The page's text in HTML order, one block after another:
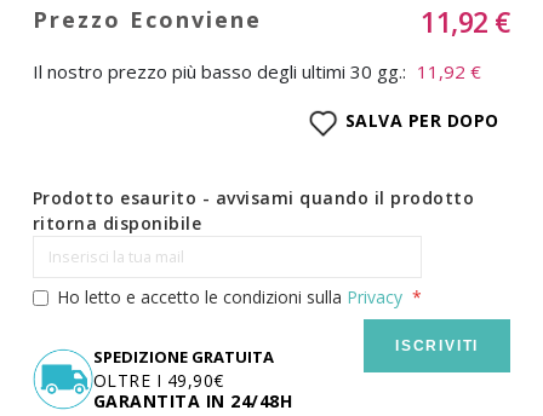
11,92 €
Il nostro prezzo più basso degli ultimi 30 gg.: 11,92 €
SALVA PER DOPO
Prodotto esaurito - avvisami quando il prodotto
ritorna disponibile
Ho letto e accetto le condizioni sulla Privacy
ISCRIVITI
SPEDIZIONE GRATUITA
OLTRE I 49,90€
GARANTITA IN 24/48H